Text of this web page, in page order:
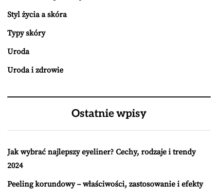
Styl życia a skóra
Typy skóry
Uroda
Uroda i zdrowie
Ostatnie wpisy
Jak wybrać najlepszy eyeliner? Cechy, rodzaje i trendy
2024
Peeling korundowy – właściwości, zastosowanie i efekty